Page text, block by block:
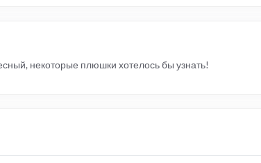
некоторые плюшки хотелось бы узнать!